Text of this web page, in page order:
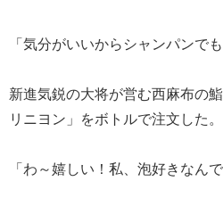
「気分がいいからシャンパンで
新進気鋭の大将が営む西麻布の
リニヨン」をボトルで注文した。
「わ～嬉しい！私、泡好きなんで